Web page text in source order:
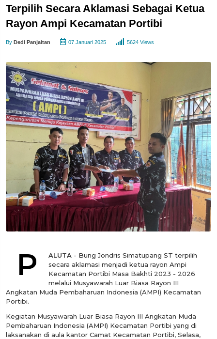
Terpilih Secara Aklamasi Sebagai Ketua
Rayon Ampi Kecamatan Portibi
By Dedi Panjaitan 07 Januari 2025 5624 Views
P ALUTA - Bung Jondris Simatupang ST terpilih
secara aklamasi menjadi ketua rayon Ampi
Kecamatan Portibi Masa Bakhti 2023 - 2026
melalui Musyawarah Luar Biasa Rayon III
Angkatan Muda Pembaharuan Indonesia (AMPI) Kecamatan
Portibi.
Kegiatan Musyawarah Luar Biasa Rayon III Angkatan Muda
Pembaharuan Indonesia (AMPI) Kecamatan Portibi yang di
laksanakan di aula kantor Camat Kecamatan Portibi, Selasa,